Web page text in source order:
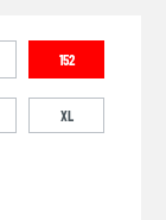
152
XL